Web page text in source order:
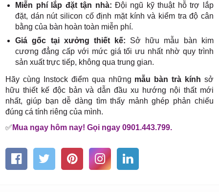
Miễn phí lắp đặt tận nhà: Đội ngũ kỹ thuật hỗ trợ lắp
đặt, dán nút silicon cố định mặt kính và kiểm tra độ cân
bằng của bàn hoàn toàn miễn phí.
Giá gốc tại xưởng thiết kế: Sở hữu mẫu bàn kim
cương đẳng cấp với mức giá tối ưu nhất nhờ quy trình
sản xuất trực tiếp, không qua trung gian.
Hãy cùng Instock điểm qua những mẫu bàn trà kính sở
hữu thiết kế độc bản và dẫn đầu xu hướng nội thất mới
nhất, giúp bạn dễ dàng tìm thấy mảnh ghép phản chiếu
đúng cá tính riêng của mình.
✅ Mua ngay hôm nay! Gọi ngay 0901.443.799.